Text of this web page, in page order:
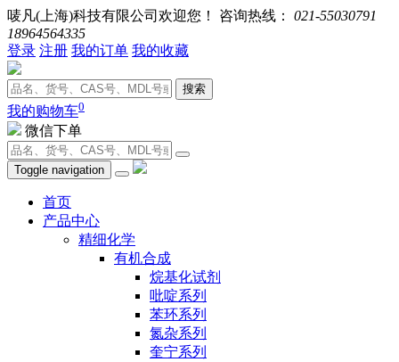
唛凡(上海)科技有限公司欢迎您！ 咨询热线： 021-55030791
18964564335
登录 注册 我的订单 我的收藏
搜索
我的购物车0
微信下单
Toggle navigation
首页
产品中心
精细化学
有机合成
烷基化试剂
吡啶系列
苯环系列
氮杂系列
奎宁系列